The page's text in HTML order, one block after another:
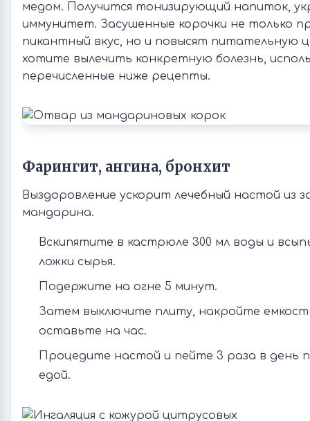
медом. Получится тонизирующий напиток,
иммунитет. Засушенные корочки не только
пикантный вкус, но и повысят питательную
хотите вылечить конкретную болезнь,
перечисленные ниже рецепты.
Фарингит, ангина, бронхит
Выздоровление ускорит лечебный настой из
мандарина.
Вскипятите в кастрюле 300 мл воды и
ложки сырья.
Подержите на огне 5 минут.
Затем выключите плиту, накройте
оставьте на час.
Процедите настой и пейте 3 раза в день
едой.